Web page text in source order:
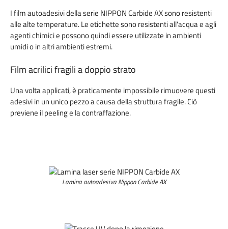
I film autoadesivi della serie NIPPON Carbide AX sono resistenti
alle alte temperature. Le etichette sono resistenti all'acqua e agli
agenti chimici e possono quindi essere utilizzate in ambienti
umidi o in altri ambienti estremi.
Film acrilici fragili a doppio strato
Una volta applicati, è praticamente impossibile rimuovere questi
adesivi in un unico pezzo a causa della struttura fragile. Ciò
previene il peeling e la contraffazione.
Lamina autoadesiva Nippon Carbide AX